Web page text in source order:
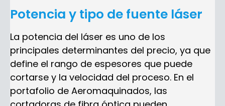
Potencia y tipo de fuente láser
La potencia del láser es uno de los
principales determinantes del precio, ya que
define el rango de espesores que puede
cortarse y la velocidad del proceso. En el
portafolio de Aeromaquinados, las